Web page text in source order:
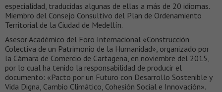
especialidad, traducidas algunas de ellas a más de 20 idiomas.
Miembro del Consejo Consultivo del Plan de Ordenamiento
Territorial de la Ciudad de Medellín.
Asesor Académico del Foro Internacional «Construcción
Colectiva de un Patrimonio de la Humanidad», organizado por
la Cámara de Comercio de Cartagena, en noviembre del 2015,
por lo cual ha tenido la responsabilidad de producir el
documento: «Pacto por un Futuro con Desarrollo Sostenible y
Vida Digna, Cambio Climático, Cohesión Social e Innovación».